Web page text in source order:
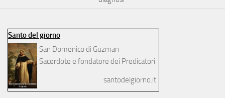
Santo del giorno
San Domenico di Guzman
Sacerdote e fondatore dei Predicatori
santodelgiorno.it